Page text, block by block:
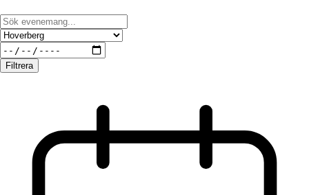
Filtrera